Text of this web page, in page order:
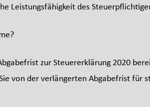
Leistungsfähigkeit des
zur Steuererklärung 2020
von der verlängerten Abgabefrist für